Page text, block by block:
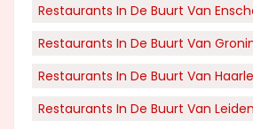
Restaurants In De Buurt Van
Restaurants In De Buurt Van
Restaurants In De Buurt Van
Restaurants In De Buurt Van Leiden